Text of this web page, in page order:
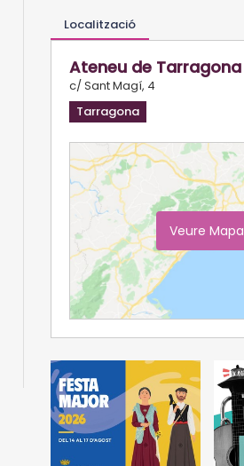
Localització
Ateneu de Tarragona
c/ Sant Magí, 4
Tarragona
Veure Mapa